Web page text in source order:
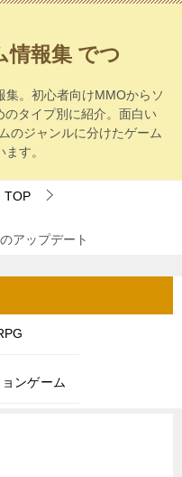
情報集 でつ
。初心者向けMMOからソ
タイプ別に紹介。面白い
のジャンルに分けたゲーム
す。
TOP
アップデート
ンゲーム